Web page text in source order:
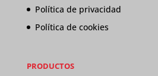
Política de privacidad
Política de cookies
PRODUCTOS